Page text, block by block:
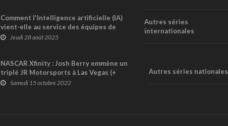
Comment l'Intelligence artificielle (IA)
vient-elle au service des équipes de
Formule 1 ?
Jeudi 28 août 2025
NASCAR Xfinity : Josh Berry emmène un
triplé JR Motorsports à Las Vegas (+
video)Samedi 15 octobre 2022
Autres séries
internationales
Autres séries nationales